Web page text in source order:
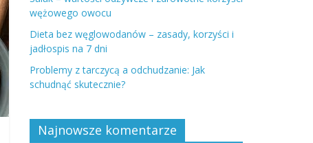
wężowego owocu
Dieta bez węglowodanów – zasady, korzyści i
jadłospis na 7 dni
Problemy z tarczycą a odchudzanie: Jak
schudnąć skutecznie?
Najnowsze komentarze